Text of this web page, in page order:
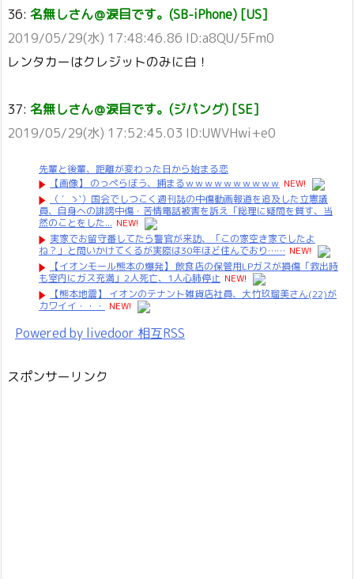
36: 名無しさん＠涙目です。(SB-iPhone) [US]
2019/05/29(水) 17:48:46.86 ID:a8QU/5Fm0
レンタカーはクレジットのみに白！
37: 名無しさん＠涙目です。(ジパング) [SE]
2019/05/29(水) 17:52:45.03 ID:UWVHwi+e0
先輩と後輩、距離が変わった日から始まる恋
【画像】 のっぺらぼう、捕まるｗｗｗｗｗｗｗｗｗｗ NEW!
（ ´_ゝ`）国会でしつこく週刊誌の中傷動画報道を追及した立憲議
員、自身への誹謗中傷・苦情電話被害を訴え「総理に疑問を質す、当
然のことをした... NEW!
実家でお留守番してたら警官が来訪、「この家空き家でしたよ
ね？」と問いかけてくるが実際は30年ほど住んでおり…… NEW!
【イオンモール熊本の爆発】 飲食店の保管用LPガスが損傷「救出時
も室内にガス充満」2人死亡、1人心肺停止 NEW!
【熊本地震】 イオンのテナント雑貨店社員、大竹玖瑠美さん(22)が
カワイイ・・・
NEW!
Powered by livedoor 相互RSS
スポンサーリンク